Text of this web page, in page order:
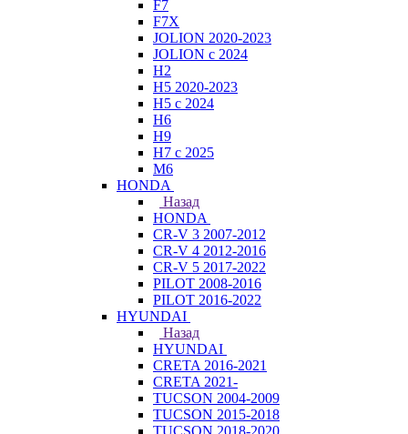
F7
F7X
JOLION 2020-2023
JOLION с 2024
H2
H5 2020-2023
H5 с 2024
H6
H9
H7 с 2025
M6
HONDA
Назад
HONDA
CR-V 3 2007-2012
CR-V 4 2012-2016
CR-V 5 2017-2022
PILOT 2008-2016
PILOT 2016-2022
HYUNDAI
Назад
HYUNDAI
CRETA 2016-2021
CRETA 2021-
TUCSON 2004-2009
TUCSON 2015-2018
TUCSON 2018-2020